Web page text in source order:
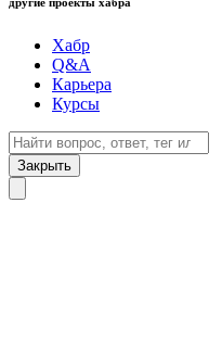
Хабр
Q&A
Карьера
Курсы
Закрыть